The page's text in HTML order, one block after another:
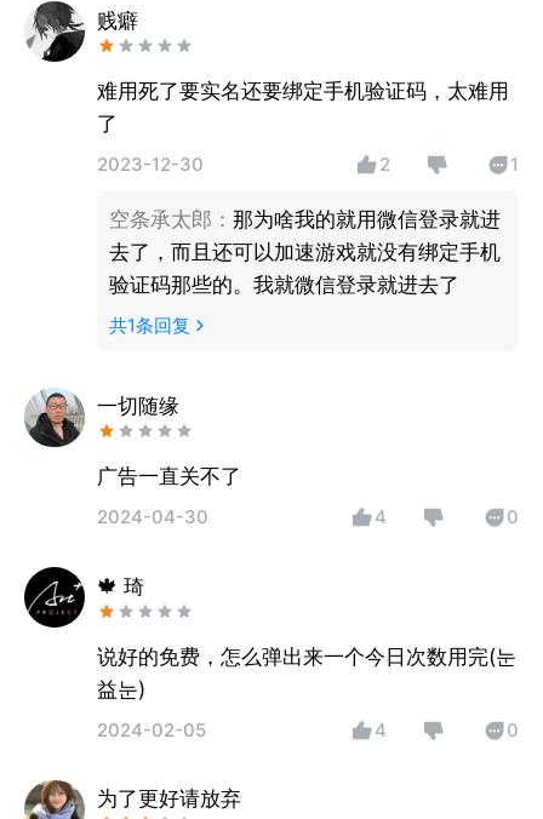
贱癖
难用死了要实名还要绑定手机验证码，太难用
了
2023-12-30 2 1
空条承太郎 ： 那为啥我的就用微信登录就进
去了，而且还可以加速游戏就没有绑定手机
验证码那些的。我就微信登录就进去了
共1条回复
一切随缘
广告一直关不了
2024-04-30 4 0
🍁 琦
说好的免费，怎么弹出来一个今日次数用完(눈
益눈)
2024-02-05 4 0
为了更好请放弃